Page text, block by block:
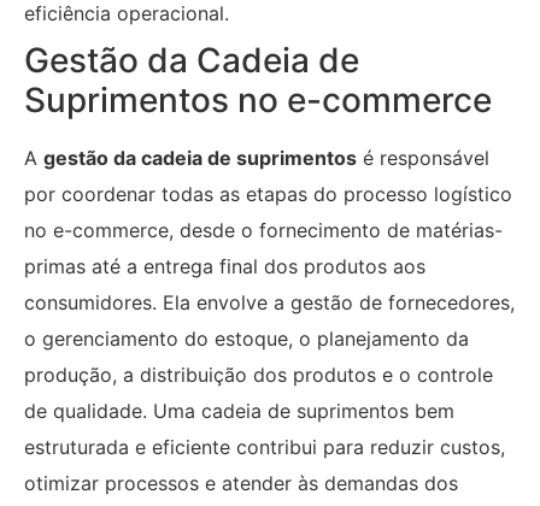
eficiência operacional.
Gestão da Cadeia de
Suprimentos no e-commerce
A gestão da cadeia de suprimentos é responsável
por coordenar todas as etapas do processo logístico
no e-commerce, desde o fornecimento de matérias-
primas até a entrega final dos produtos aos
consumidores. Ela envolve a gestão de fornecedores,
o gerenciamento do estoque, o planejamento da
produção, a distribuição dos produtos e o controle
de qualidade. Uma cadeia de suprimentos bem
estruturada e eficiente contribui para reduzir custos,
otimizar processos e atender às demandas dos